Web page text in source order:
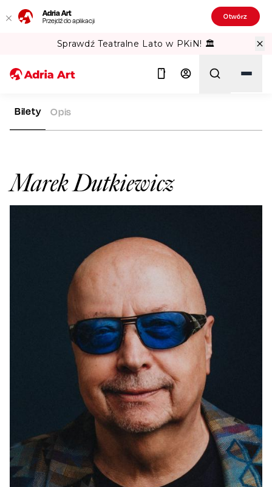
Adria Art
Przejdź do aplikacji Otwórz
Sprawdź Teatralne Lato w PKiN! 🏛️
ADRIA ART
Marek Dutkiewicz
Bilety Opis